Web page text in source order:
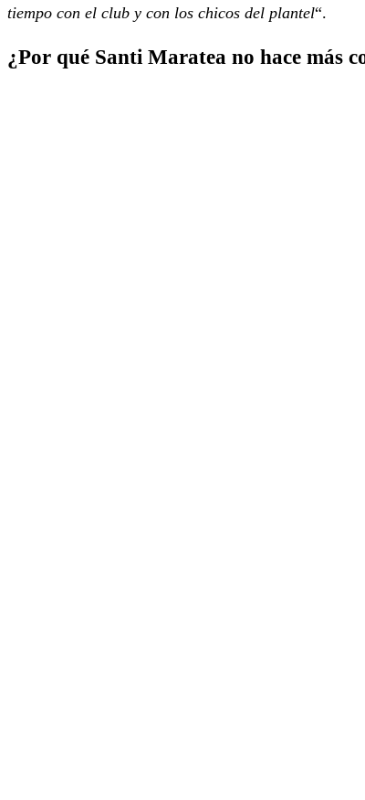
tiempo con el club y con los chicos del plantel“.
¿Por qué Santi Maratea no hace más